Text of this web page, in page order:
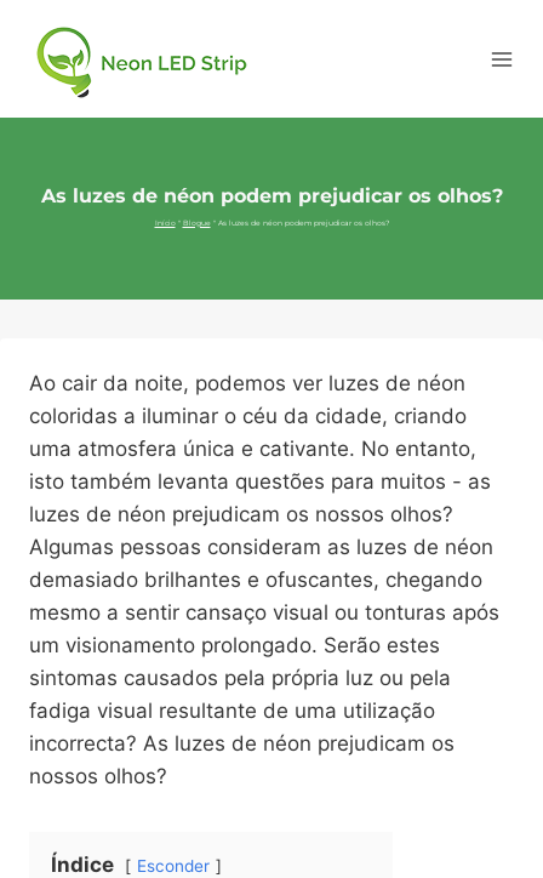
As luzes de néon podem prejudicar os olhos?
Início" Blogue" As luzes de néon podem prejudicar os olhos?
Ao cair da noite, podemos ver luzes de néon
coloridas a iluminar o céu da cidade, criando
uma atmosfera única e cativante. No entanto,
isto também levanta questões para muitos - as
luzes de néon prejudicam os nossos olhos?
Algumas pessoas consideram as luzes de néon
demasiado brilhantes e ofuscantes, chegando
mesmo a sentir cansaço visual ou tonturas após
um visionamento prolongado. Serão estes
sintomas causados pela própria luz ou pela
fadiga visual resultante de uma utilização
incorrecta? As luzes de néon prejudicam os
nossos olhos?
Índice Esconder